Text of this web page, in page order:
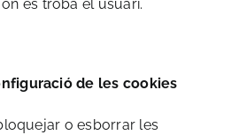
es troba el usuari.
de les cookies
o esborrar les